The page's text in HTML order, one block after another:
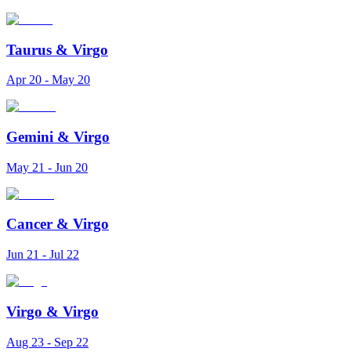
Taurus & Virgo
Apr 20 - May 20
Gemini & Virgo
May 21 - Jun 20
Cancer & Virgo
Jun 21 - Jul 22
Virgo & Virgo
Aug 23 - Sep 22